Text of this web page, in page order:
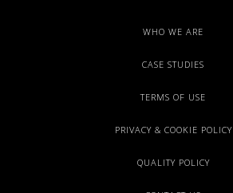
WHO WE ARE
CASE STUDIES
TERMS OF USE
PRIVACY & COOKIE POLICY
QUALITY POLICY